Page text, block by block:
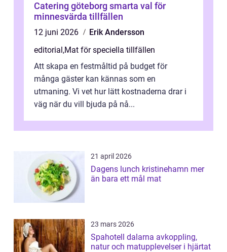
Catering göteborg smarta val för
minnesvärda tillfällen
12 juni 2026
Erik Andersson
editorial ,Mat för speciella tillfällen
Att skapa en festmåltid på budget för
många gäster kan kännas som en
utmaning. Vi vet hur lätt kostnaderna drar i
väg när du vill bjuda på nå...
21 april 2026
Dagens lunch kristinehamn mer
än bara ett mål mat
23 mars 2026
Spahotell dalarna avkoppling,
natur och matupplevelser i hjärtat